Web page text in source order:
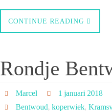
CONTINUE READING
Rondje
Marcel 1 januari 2018
Bentwoud, koperwiek,